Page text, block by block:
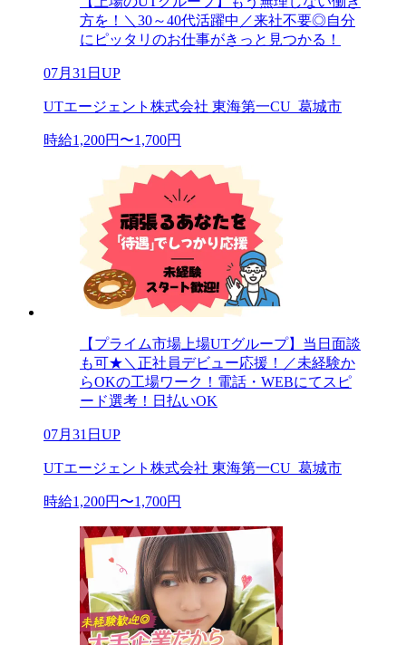
方を！＼30～40代活躍中／来社不要◎自分
にピッタリのお仕事がきっと見つかる！
07月31日UP
UTエージェント株式会社 東海第一CU_葛城市
時給1,200円〜1,700円
【プライム市場上場UTグループ】当日面談
も可★＼正社員デビュー応援！／未経験か
らOKの工場ワーク！電話・WEBにてスピ
ード選考！日払いOK
07月31日UP
UTエージェント株式会社 東海第一CU_葛城市
時給1,200円〜1,700円